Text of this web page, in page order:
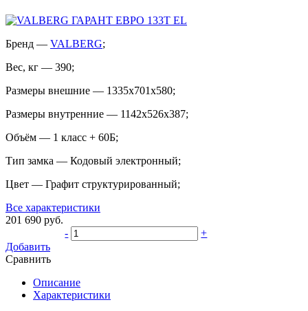
Бренд — VALBERG;
Вес, кг — 390;
Размеры внешние — 1335x701x580;
Размеры внутренние — 1142x526x387;
Объём — 1 класс + 60Б;
Тип замка — Кодовый электронный;
Цвет — Графит структурированный;
Все характеристики
201 690 руб.
-
+
Добавить
Сравнить
Описание
Характеристики